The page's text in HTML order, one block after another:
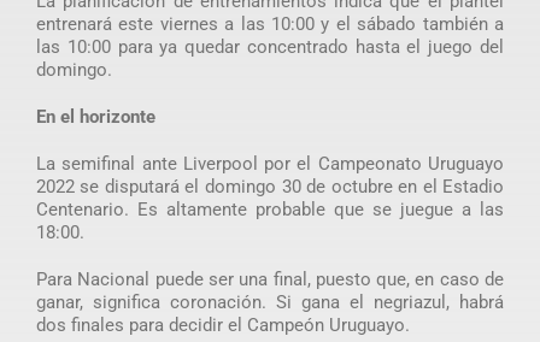
entrenará este viernes a las 10:00 y el sábado también a
las 10:00 para ya quedar concentrado hasta el juego del
domingo.
En el horizonte
La semifinal ante Liverpool por el Campeonato Uruguayo
2022 se disputará el domingo 30 de octubre en el Estadio
Centenario. Es altamente probable que se juegue a las
18:00.
Para Nacional puede ser una final, puesto que, en caso de
ganar, significa coronación. Si gana el negriazul, habrá
dos finales para decidir el Campeón Uruguayo.